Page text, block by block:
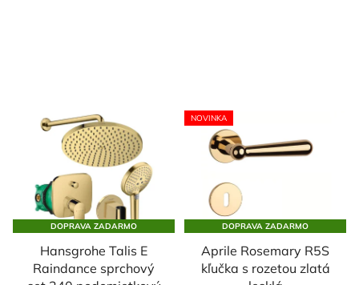
DOPRAVA ZADARMO
Hansgrohe Talis E
Raindance sprchový
NOVINKA
DOPRAVA ZADARMO
Aprile Rosemary R5S
kľučka s rozetou zlatá